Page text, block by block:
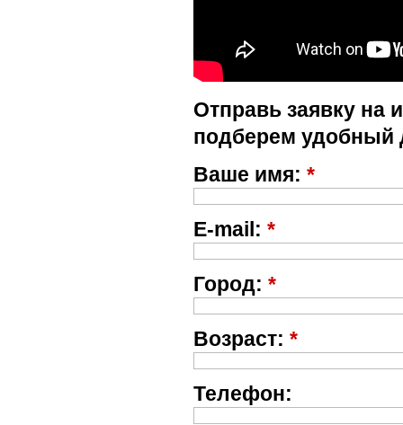
Отправь заявку на
подберем удобный
Ваше имя: *
E-mail: *
Город: *
Возраст: *
Телефон: